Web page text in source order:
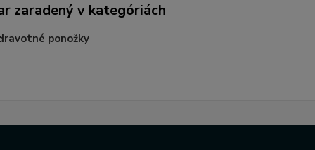
zaradený v kategóriách
ponožky